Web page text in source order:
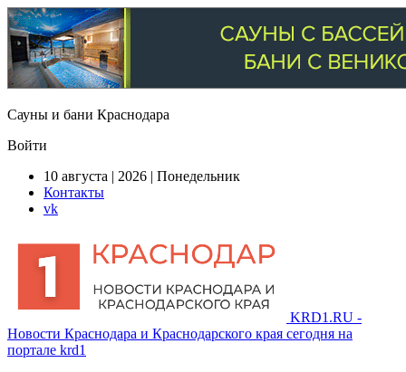
Сауны и бани Краснодара
Войти
10 августа | 2026 | Понедельник
Контакты
vk
KRD1.RU -
Новости Краснодара и Краснодарского края сегодня на
портале krd1